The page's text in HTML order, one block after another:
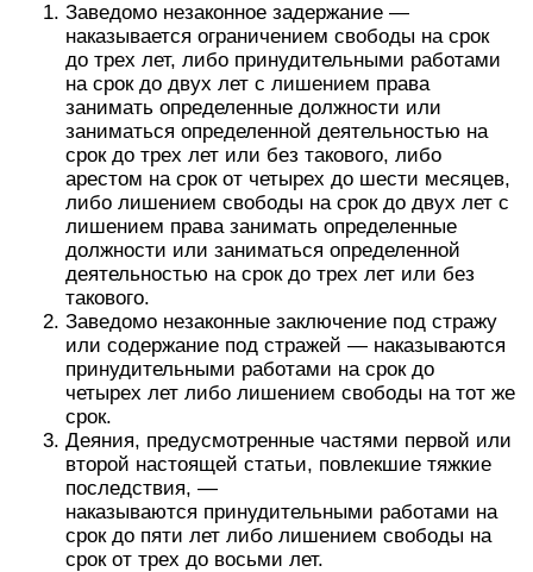
Заведомо незаконное задержание —
наказывается ограничением свободы на срок
до трех лет, либо принудительными работами
на срок до двух лет с лишением права
занимать определенные должности или
заниматься определенной деятельностью на
срок до трех лет или без такового, либо
арестом на срок от четырех до шести месяцев,
либо лишением свободы на срок до двух лет с
лишением права занимать определенные
должности или заниматься определенной
деятельностью на срок до трех лет или без
такового.
Заведомо незаконные заключение под стражу
или содержание под стражей — наказываются
принудительными работами на срок до
четырех лет либо лишением свободы на тот же
срок.
Деяния, предусмотренные частями первой или
второй настоящей статьи, повлекшие тяжкие
последствия, —
наказываются принудительными работами на
срок до пяти лет либо лишением свободы на
срок от трех до восьми лет.